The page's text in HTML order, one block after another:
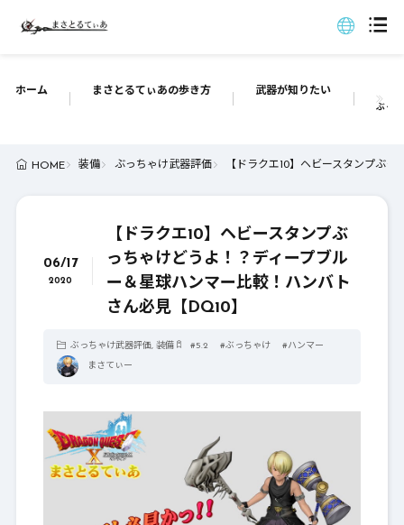
ホーム まさとるてぃあの歩き方 武器が知りたい
ぶっ
HOME 装備 ぶっちゃけ武器評価 【ドラクエ10】ヘビースタンプぶ
06/17
2020
【ドラクエ10】ヘビースタンプぶ
っちゃけどうよ！？ディープブル
ー＆星球ハンマー比較！ハンバト
さん必見【DQ10】
ぶっちゃけ武器評価, 装備 #5.2 #ぶっちゃけ #ハンマー
まさてぃー